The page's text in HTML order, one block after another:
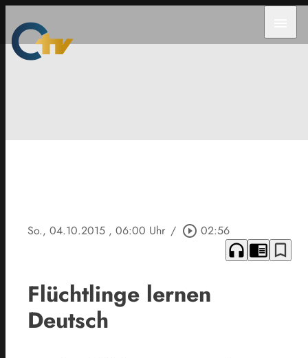
So., 04.10.2015 , 06:00 Uhr / play_circle_outline 02:56
headphones chrome_reader_mode bookmark_border
Flüchtlinge lernen
Deutsch